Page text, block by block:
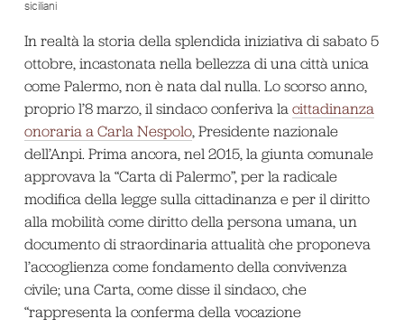
siciliani
In realtà la storia della splendida iniziativa di sabato 5
ottobre, incastonata nella bellezza di una città unica
come Palermo, non è nata dal nulla. Lo scorso anno,
proprio l’8 marzo, il sindaco conferiva la cittadinanza
onoraria a Carla Nespolo, Presidente nazionale
dell’Anpi. Prima ancora, nel 2015, la giunta comunale
approvava la “Carta di Palermo”, per la radicale
modifica della legge sulla cittadinanza e per il diritto
alla mobilità come diritto della persona umana, un
documento di straordinaria attualità che proponeva
l’accoglienza come fondamento della convivenza
civile; una Carta, come disse il sindaco, che
“rappresenta la conferma della vocazione